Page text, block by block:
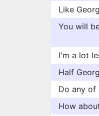
Like
You will
I'm a lot
Half
Do any of
How